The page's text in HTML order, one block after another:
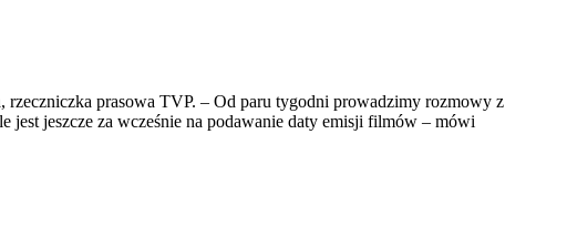
rzeczniczka prasowa TVP. – Od paru tygodni prowadzimy rozmowy z
jest jeszcze za wcześnie na podawanie daty emisji filmów – mówi